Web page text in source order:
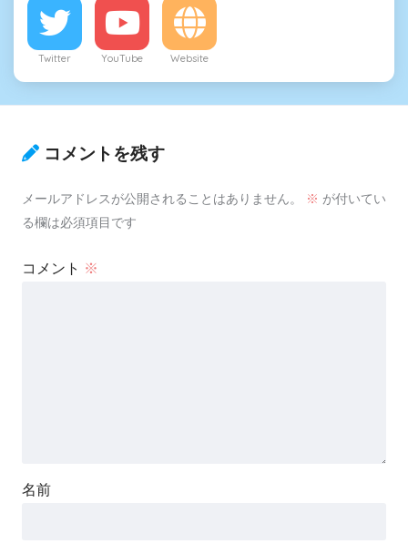
Twitter YouTube Website
コメントを残す
メールアドレスが公開されることはありません。 ※ が付いてい
る欄は必須項目です
コメント ※
名前